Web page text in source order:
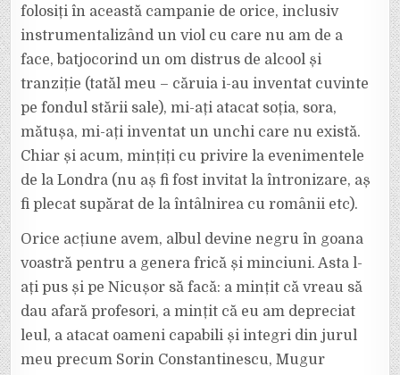
folosiți în această campanie de orice, inclusiv
instrumentalizând un viol cu care nu am de a
face, batjocorind un om distrus de alcool și
tranziție (tatăl meu – căruia i-au inventat cuvinte
pe fondul stării sale), mi-ați atacat soția, sora,
mătușa, mi-ați inventat un unchi care nu există.
Chiar și acum, mințiți cu privire la evenimentele
de la Londra (nu aș fi fost invitat la întronizare, aș
fi plecat supărat de la întâlnirea cu românii etc).
Orice acțiune avem, albul devine negru în goana
voastră pentru a genera frică și minciuni. Asta l-
ați pus și pe Nicușor să facă: a mințit că vreau să
dau afară profesori, a mințit că eu am depreciat
leul, a atacat oameni capabili și integri din jurul
meu precum Sorin Constantinescu, Mugur